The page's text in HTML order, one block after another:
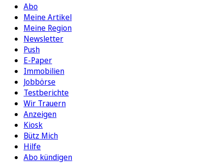
Abo
Meine Artikel
Meine Region
Newsletter
Push
E-Paper
Immobilien
Jobbörse
Testberichte
Wir Trauern
Anzeigen
Kiosk
Bütz Mich
Hilfe
Abo kündigen